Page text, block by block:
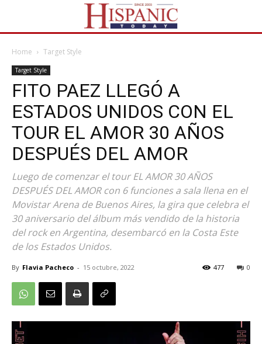
Home Target Style
Target Style
FITO PAEZ LLEGÓ A
ESTADOS UNIDOS CON EL
TOUR EL AMOR 30 AÑOS
DESPUÉS DEL AMOR
Luego de comenzar el tour EL AMOR 30 AÑOS
DESPUÉS DEL AMOR con 6 funciones a sala llena en el
Movistar Arena de Buenos Aires, la gira que celebra el
30 aniversario del álbum más vendido de la historia
del rock en Argentina, desembarcó en la Costa Este
de los Estados Unidos.
By Flavia Pacheco - 15 octubre, 2022 0
477